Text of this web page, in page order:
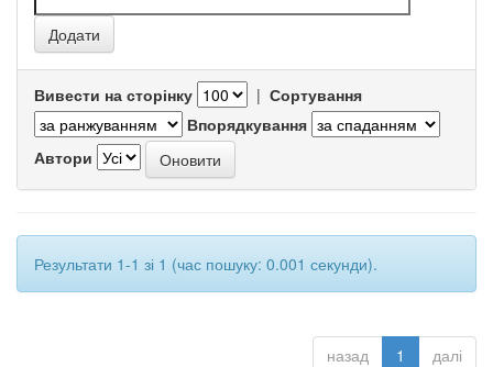
Вивести на сторінку | Сортування
Впорядкування
Автори
Результати 1-1 зі 1 (час пошуку: 0.001 секунди).
назад 1 далі